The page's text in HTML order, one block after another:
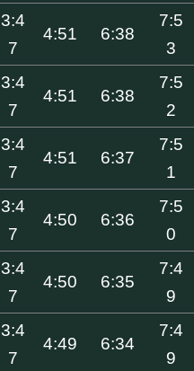
3:4
7
4:51 6:38
7:5
3
3:4
7
4:51 6:38
7:5
2
3:4
7
4:51 6:37
7:5
1
3:4
7
4:50 6:36
7:5
0
3:4
7
4:50 6:35
7:4
9
3:4
7
4:49 6:34
7:4
9